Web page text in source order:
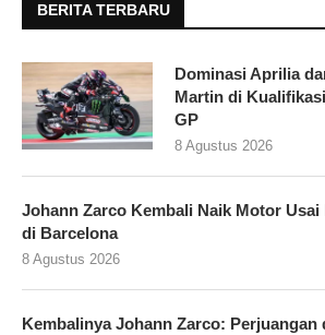
BERITA TERBARU
Dominasi Aprilia
Martin di
GP
8 Agustus 2026
Johann Zarco Kembali Naik Motor Usai
di Barcelona
8 Agustus 2026
Kembalinya Johann Zarco: Perjuangan